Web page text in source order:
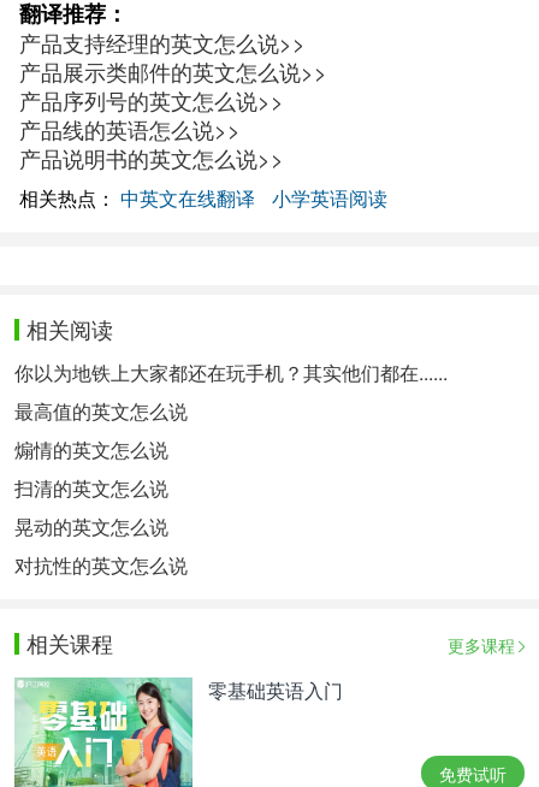
翻译推荐：
产品支持经理的英文怎么说>>
产品展示类邮件的英文怎么说>>
产品序列号的英文怎么说>>
产品线的英语怎么说>>
产品说明书的英文怎么说>>
相关热点： 中英文在线翻译 小学英语阅读
相关阅读
你以为地铁上大家都还在玩手机？其实他们都在......
最高值的英文怎么说
煽情的英文怎么说
扫清的英文怎么说
晃动的英文怎么说
对抗性的英文怎么说
相关课程 更多课程
零基础英语入门
免费试听